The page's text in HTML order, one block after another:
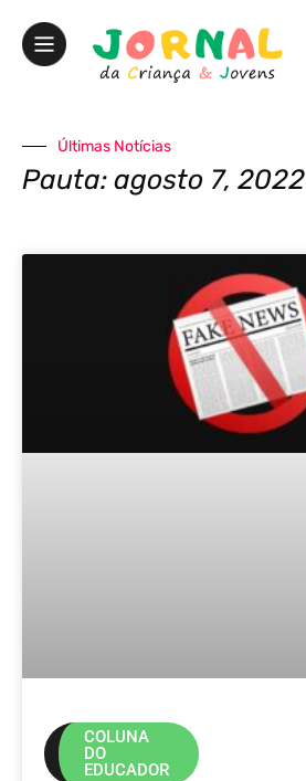
Últimas Notícias
Pauta: agosto 7, 2022
COLUNA
DO
EDUCADOR